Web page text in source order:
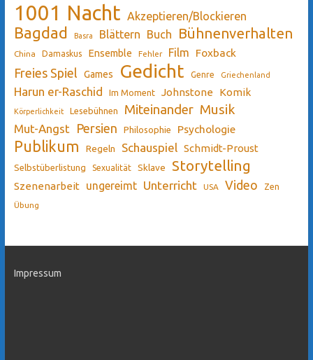
1001 Nacht Akzeptieren/Blockieren
Bagdad Basra Blättern Buch Bühnenverhalten
China Damaskus Ensemble Fehler Film Foxback
Freies Spiel Games Gedicht Genre Griechenland
Harun er-Raschid Im Moment Johnstone Komik
Körperlichkeit Lesebühnen Miteinander Musik
Mut-Angst Persien Philosophie Psychologie
Publikum Regeln Schauspiel Schmidt-Proust
Selbstüberlistung Sexualität Sklave Storytelling
Szenenarbeit ungereimt Unterricht USA Video Zen
Übung
Impressum